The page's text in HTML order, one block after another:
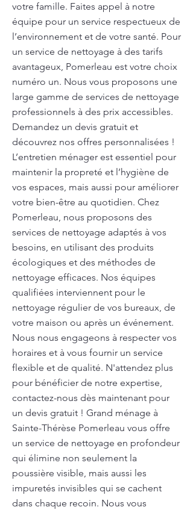
votre famille. Faites appel à notre
équipe pour un service respectueux de
l’environnement et de votre santé. Pour
un service de nettoyage à des tarifs
avantageux, Pomerleau est votre choix
numéro un. Nous vous proposons une
large gamme de services de nettoyage
professionnels à des prix accessibles.
Demandez un devis gratuit et
découvrez nos offres personnalisées !
L’entretien ménager est essentiel pour
maintenir la propreté et l’hygiène de
vos espaces, mais aussi pour améliorer
votre bien-être au quotidien. Chez
Pomerleau, nous proposons des
services de nettoyage adaptés à vos
besoins, en utilisant des produits
écologiques et des méthodes de
nettoyage efficaces. Nos équipes
qualifiées interviennent pour le
nettoyage régulier de vos bureaux, de
votre maison ou après un événement.
Nous nous engageons à respecter vos
horaires et à vous fournir un service
flexible et de qualité. N'attendez plus
pour bénéficier de notre expertise,
contactez-nous dès maintenant pour
un devis gratuit ! Grand ménage à
Sainte-Thérèse Pomerleau vous offre
un service de nettoyage en profondeur
qui élimine non seulement la
poussière visible, mais aussi les
impuretés invisibles qui se cachent
dans chaque recoin. Nous vous